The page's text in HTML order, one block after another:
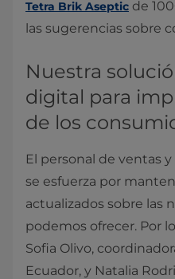
Tetra Brik Aseptic de
las sugerencias sobre
Nuestra
digital para
de los
El personal de ventas
se esfuerza por
actualizados sobre las
podemos ofrecer. Por
Sofia Olivo,
Ecuador, y Natalia